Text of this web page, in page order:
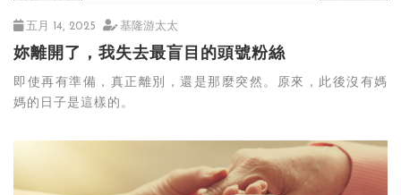
五月 14, 2025 基隆游太太
妳離開了，我失去最盲目的頭號粉絲
即使再有準備，真正離別，還是那麼突然。原來，此後沒有媽
媽的日子是這樣的。